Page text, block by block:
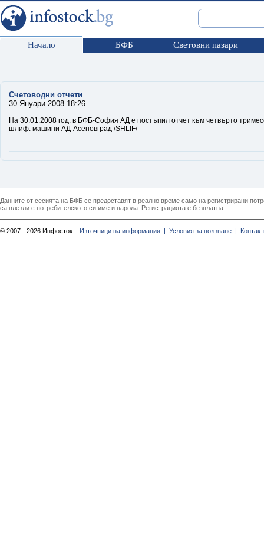
Начало БФБ Световни пазари
Счетоводни отчети
30 Януари 2008 18:26
На 30.01.2008 год. в БФБ-София АД е постъпил отчет към четвърто
шлиф. машини АД-Асеновград /SHLIF/
Данните от сесията на БФБ се предоставят в реално време само на регистрирани
са влезли с потребителското си име и парола. Регистрацията е безплатна.
© 2007 - 2026 Инфосток Източници на информация | Условия за ползване |